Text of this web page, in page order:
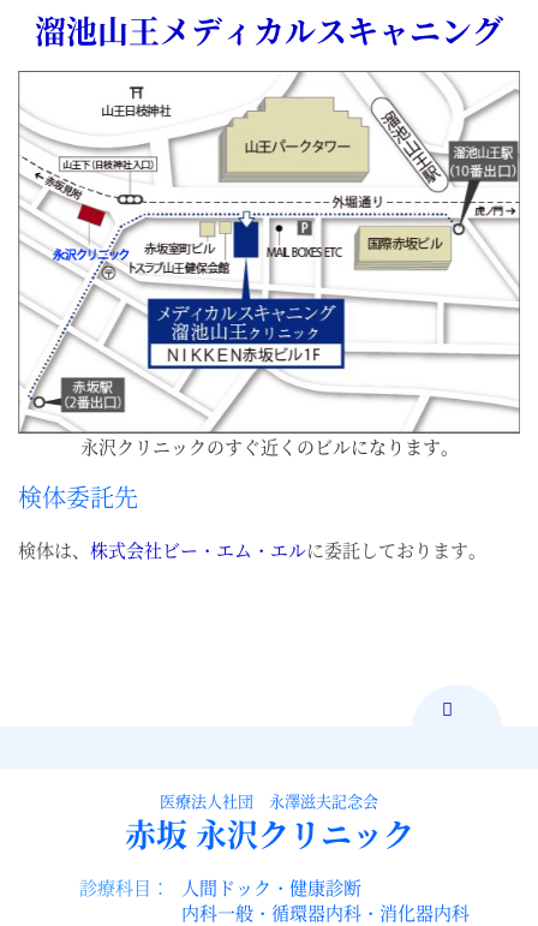
溜池山王メディカルスキャニング
永沢クリニックのすぐ近くのビルになります。
検体委託先
検体は、 株式会社ビー・エム・エルに委託しております。
医療法人社団 永澤滋夫記念会
赤坂 永沢クリニック
診療科目：
人間ドック・健康診断
内科一般・循環器内科・消化器内科